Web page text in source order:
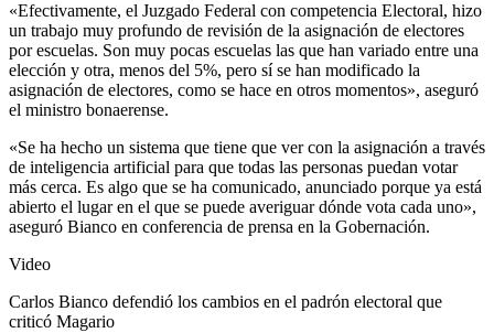
«Efectivamente, el Juzgado Federal con competencia Electoral, hizo
un trabajo muy profundo de revisión de la asignación de electores
por escuelas. Son muy pocas escuelas las que han variado entre una
elección y otra, menos del 5%, pero sí se han modificado la
asignación de electores, como se hace en otros momentos», aseguró
el ministro bonaerense.
«Se ha hecho un sistema que tiene que ver con la asignación a través
de inteligencia artificial para que todas las personas puedan votar
más cerca. Es algo que se ha comunicado, anunciado porque ya está
abierto el lugar en el que se puede averiguar dónde vota cada uno»,
aseguró Bianco en conferencia de prensa en la Gobernación.
Video
Carlos Bianco defendió los cambios en el padrón electoral que
criticó Magario